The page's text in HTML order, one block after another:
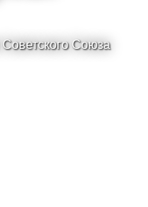
Советского Союза